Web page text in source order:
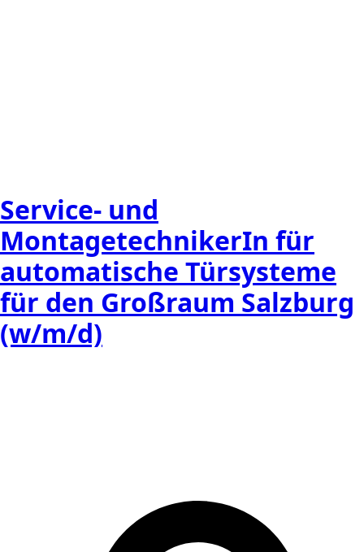
Service- und
MontagetechnikerIn für
automatische Türsysteme
für den Großraum Salzburg
(w/m/d)